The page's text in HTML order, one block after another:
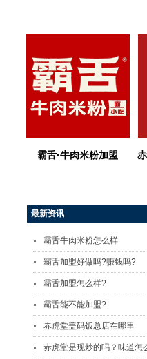
霸舌·牛肉米粉加盟
最新资讯
霸舌牛肉米粉怎么样
霸舌加盟好做吗?赚钱吗?
霸舌加盟怎么样?
霸舌能不能加盟?
赤虎堂盖码饭总店在哪里
赤虎堂是现炒的吗？味道怎